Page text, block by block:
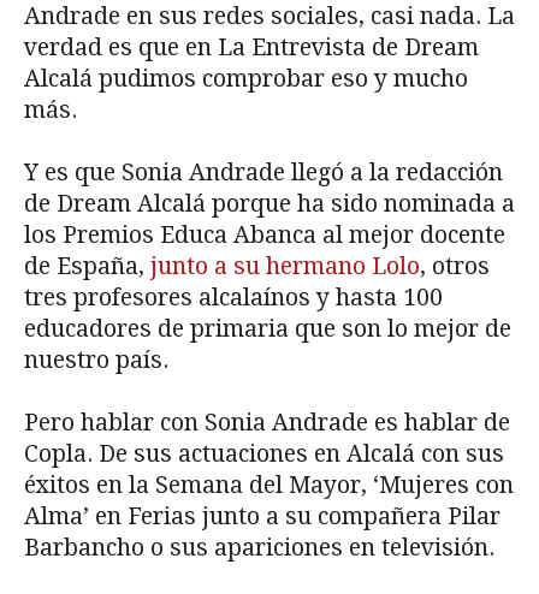
Andrade en sus redes sociales, casi nada. La
verdad es que en La Entrevista de Dream
Alcalá pudimos comprobar eso y mucho
más.
Y es que Sonia Andrade llegó a la redacción
de Dream Alcalá porque ha sido nominada a
los Premios Educa Abanca al mejor docente
de España, junto a su hermano Lolo, otros
tres profesores alcalaínos y hasta 100
educadores de primaria que son lo mejor de
nuestro país.
Pero hablar con Sonia Andrade es hablar de
Copla. De sus actuaciones en Alcalá con sus
éxitos en la Semana del Mayor, ‘Mujeres con
Alma’ en Ferias junto a su compañera Pilar
Barbancho o sus apariciones en televisión.